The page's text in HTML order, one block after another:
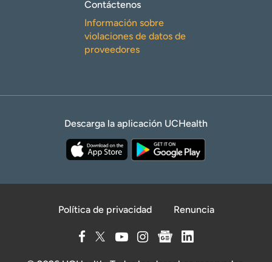
Contáctenos
Información sobre
violaciones de datos de
proveedores
Descarga la aplicación UCHealth
Política de privacidad Renuncia